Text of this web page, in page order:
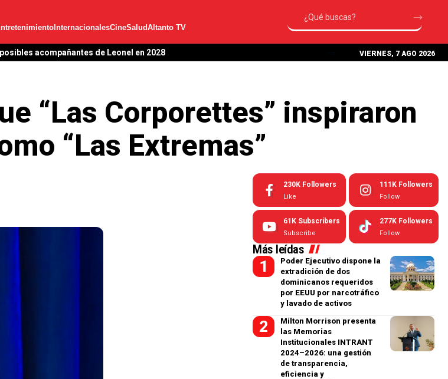
InternacionalesCineSaludAltanto TV
acompañantes de Leonel en 2028 VIERNES, 7 AGO 2026
“Las Corporettes” inspiraron
“Las Extremas”
230K Followers
Like
111K Followers
Follow
61K Subscribers
Subscribe
277K Followers
Follow
Más leídas
Poder Ejecutivo dispone la
extradición de dos
dominicanos requeridos
por EEUU por narcotráfico
y lavado de activos
Milton Morrison presenta
las Memorias
Institucionales INTRANT
2024–2026: una gestión
de transparencia,
eficiencia y